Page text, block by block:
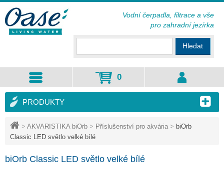
> AKVARISTIKA biOrb > Příslušenství pro akvária > biOrb
Classic LED světlo velké bílé
biOrb Classic LED světlo velké bílé
PRODUKTY
Hledat
0
Vodní čerpadla, filtrace a vše
pro zahradní jezírka